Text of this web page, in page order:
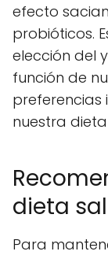
efecto
probióticos.
elección del
función de
preferencias
nuestra
dieta
Para